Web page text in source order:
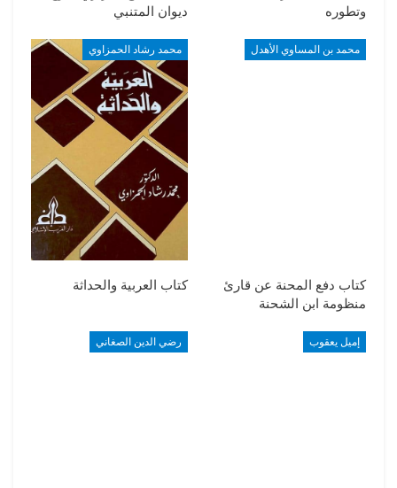
وتطوره
ديوان المتنبي
محمد بن المساوي الأهدل
كتاب دفع المحنة عن قارئ
منظومة ابن الشحنة
محمد رشاد الحمزاوي
كتاب العربية والحداثة
إميل يعقوب رضي الدين الصغاني